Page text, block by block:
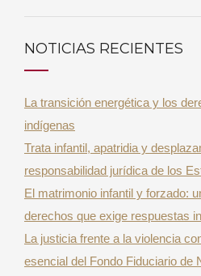
c
f
o
r
:
NOTICIAS RECIENTES
La transición energética y los
indígenas
Trata infantil, apatridia y
responsabilidad jurídica de los
El matrimonio infantil y forzado:
derechos que exige respuestas
La justicia frente a la violencia
esencial del Fondo Fiduciario de